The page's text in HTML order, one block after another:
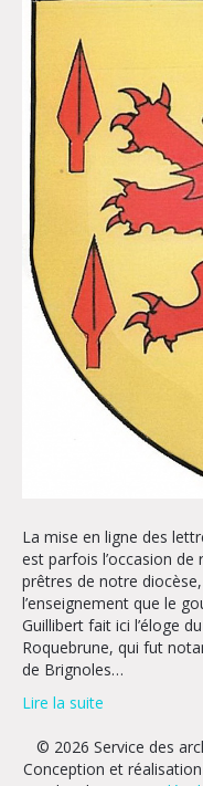
La mise en ligne des
est parfois l’occasion
prêtres de notre
l’enseignement que le
Guillibert fait ici l’éloge
Roquebrune, qui fut
de Brignoles…
Lire la suite
© 2026 Service des
Conception et réalisation